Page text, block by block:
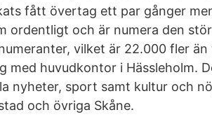
fått övertag ett par gånger
ordentligt och är numera den
vilket är 22.000 fler än
med huvudkontor i Hässleholm.
nyheter, sport samt kultur och
och övriga Skåne.